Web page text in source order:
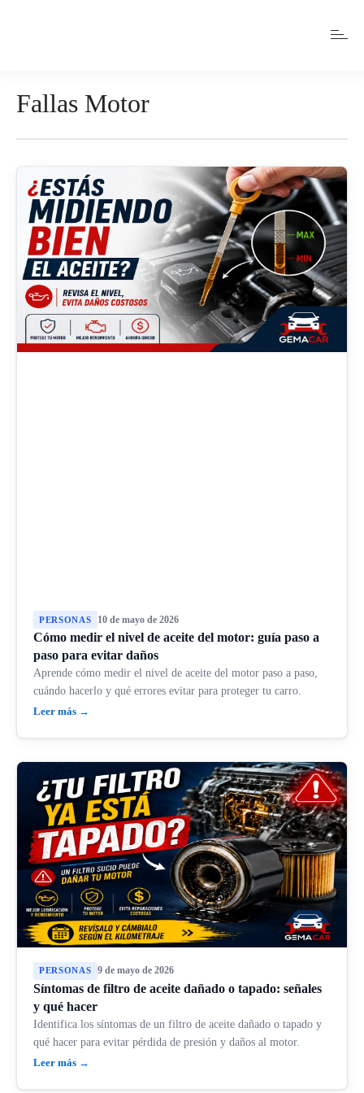
Fallas Motor
PERSONAS 10 de mayo de 2026
Cómo medir el nivel de aceite del motor: guía paso a
paso para evitar daños
Aprende cómo medir el nivel de aceite del motor paso a paso,
cuándo hacerlo y qué errores evitar para proteger tu carro.
Leer más →
PERSONAS 9 de mayo de 2026
Síntomas de filtro de aceite dañado o tapado: señales
y qué hacer
Identifica los síntomas de un filtro de aceite dañado o tapado y
qué hacer para evitar pérdida de presión y daños al motor.
Leer más →